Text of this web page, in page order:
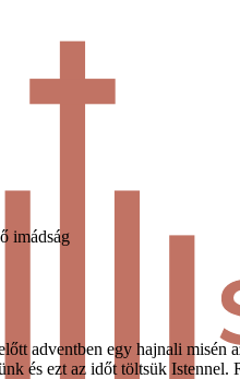
imádság
adventben egy hajnali
és ezt az időt töltsük